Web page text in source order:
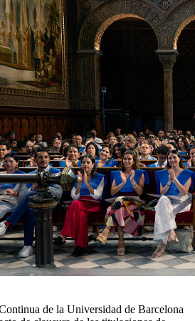
de la Universidad de Barcelona